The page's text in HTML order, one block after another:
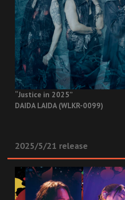
“Justice in 2025”
DAIDA LAIDA (WLKR-0099)
2025/5/21 release